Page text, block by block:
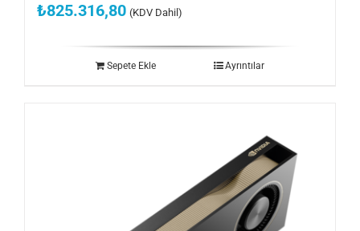
₺825.316,80 (KDV Dahil)
Sepete Ekle Ayrıntılar